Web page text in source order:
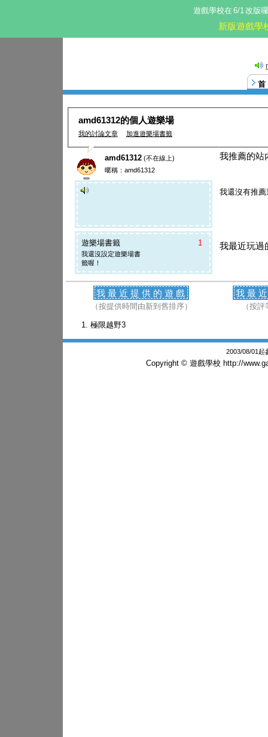
遊戲學校在 6/1改版
新版遊戲學
amd61312的個人遊樂場
我的討論文章 加進遊樂場書籤
amd61312 (不在線上)
暱稱：amd61312
遊樂場書籤 1
我還沒設定遊樂場書
籤喔！
我推薦的站
我還沒有推
我最近玩過
我最近提供的遊戲
（按提供時間由新到舊排序）
極限越野3
我最
（按
2003/08/01起
Copyright © 遊戲學校 http://